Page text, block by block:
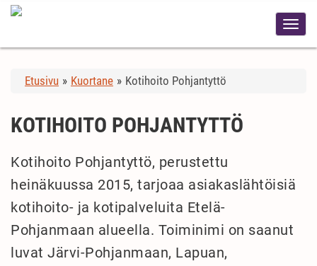
Etusivu » Kuortane » Kotihoito Pohjantyttö
KOTIHOITO POHJANTYTTÖ
Kotihoito Pohjantyttö, perustettu
heinäkuussa 2015, tarjoaa asiakaslähtöisiä
kotihoito- ja kotipalveluita Etelä-
Pohjanmaan alueella. Toiminimi on saanut
luvat Järvi-Pohjanmaan, Lapuan,